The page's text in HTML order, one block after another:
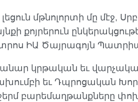
մթնոլորտի մը մէջ,
քոյրերուն
ԻԱ Ծայրագոյն
կրթական եւ
եւ Դպրոցական
բարեմաղթանքները